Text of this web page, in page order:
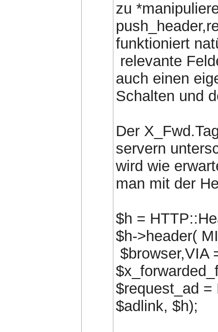
zu
funktioniert
relevante
auch einen
Schalten und
Der
servern
wird wie
man mit der
$h =
$h->header(
$browser,VIA
$request_ad =
$adlink, $h);